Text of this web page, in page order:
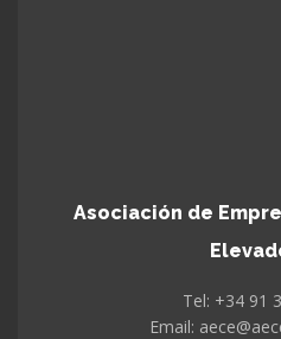
Asociación de
Tel: +34 91
Email: